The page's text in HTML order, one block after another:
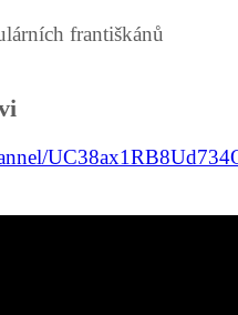
františkánů